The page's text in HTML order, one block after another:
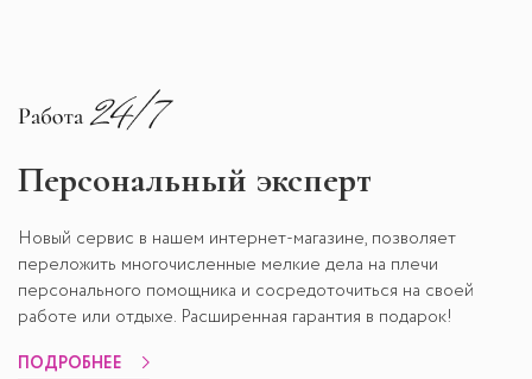
Персональный эксперт
Новый сервис в нашем интернет-магазине, позволяет
переложить многочисленные мелкие дела на плечи
персонального помощника и сосредоточиться на своей
работе или отдыхе. Расширенная гарантия в подарок!
ПОДРОБНЕЕ